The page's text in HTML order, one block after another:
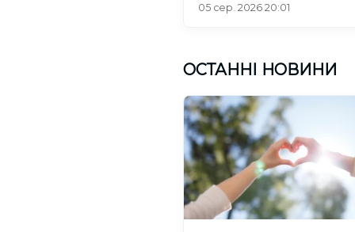
05 сер. 2026 20:01
ОСТАННІ НОВИНИ